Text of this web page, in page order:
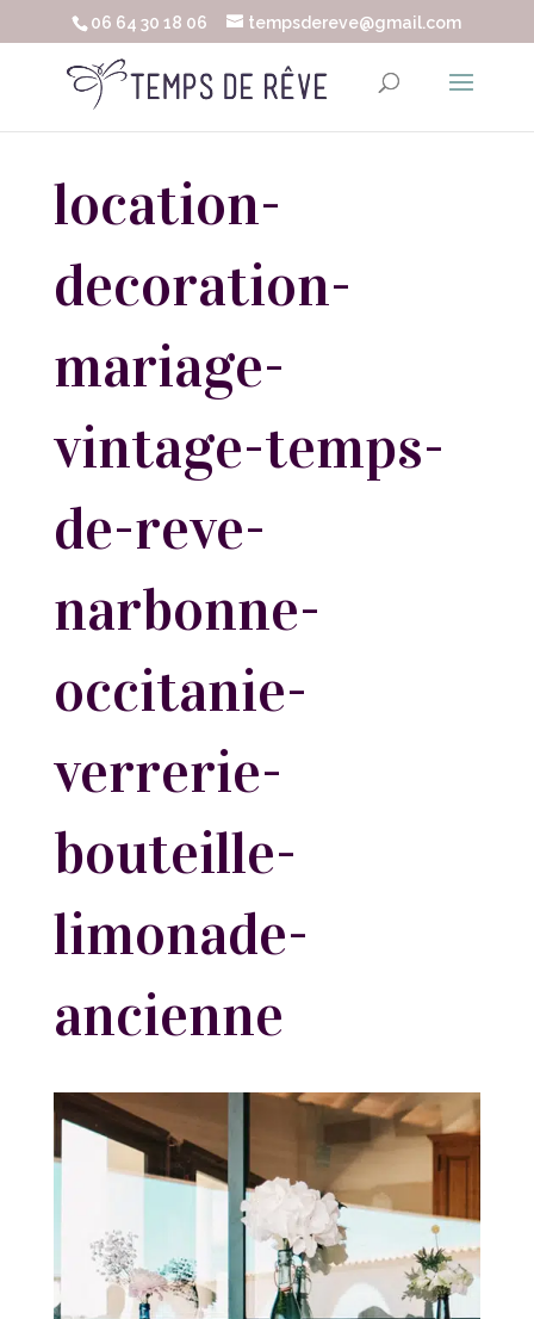
06 64 30 18 06 tempsdereve@gmail.com
location-
decoration-
mariage-
vintage-temps-
de-reve-
narbonne-
occitanie-
verrerie-
bouteille-
limonade-
ancienne